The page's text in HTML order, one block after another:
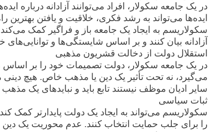
در یک جامعه سکولار، افراد می‌توانند آزادانه درباره
ایده‌ها می‌تواند به رشد فکری، خلاقیت و یافتن
سکولاریسم به ایجاد یک جامعه باز و فراگیر کمک می‌کند
آزادانه بیان کنند و بر اساس شایستگی‌ها و
استقلال دولت از دخالت قشریون مذهبی
در یک جامعه سکولار، دولت تصمیمات خود را بر
می‌گیرد، نه تحت تأثیر یک دین یا مذهب خاص. هیچ دینی
سایر ادیان موظف نیستند تابع باید و نبایدهای یک مذهب
ثبات سیاسی
سکولاریسم می‌تواند به ایجاد یک دولت پایدارتر کمک
را برای جلب حمایت انتخاب کنند. عدم محوریت یک